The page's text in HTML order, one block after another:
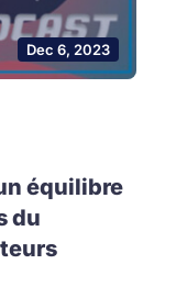
Dec 6, 2023
équilibre
du